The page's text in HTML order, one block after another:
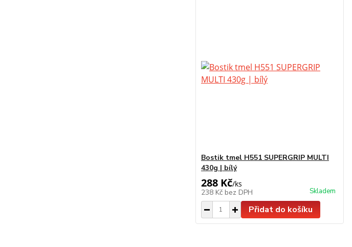
Bostik tmel H551 SUPERGRIP MULTI
430g | bílý
288 Kč/ks
238 Kč bez DPH Skladem
Přidat do košíku